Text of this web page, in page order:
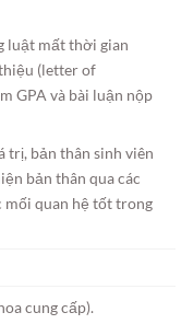
luật mất thời gian
(letter of
GPA và bài luận nộp
trị, bản thân sinh viên
bản thân qua các
mối quan hệ tốt trong
cung cấp).